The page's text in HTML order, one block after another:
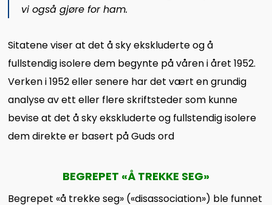
vi også gjøre for ham.
Sitatene viser at det å sky ekskluderte og å
fullstendig isolere dem begynte på våren i året 1952.
Verken i 1952 eller senere har det vært en grundig
analyse av ett eller flere skriftsteder som kunne
bevise at det å sky ekskluderte og fullstendig isolere
dem direkte er basert på Guds ord
BEGREPET «Å TREKKE SEG»
Begrepet «å trekke seg» («disassociation») ble funnet